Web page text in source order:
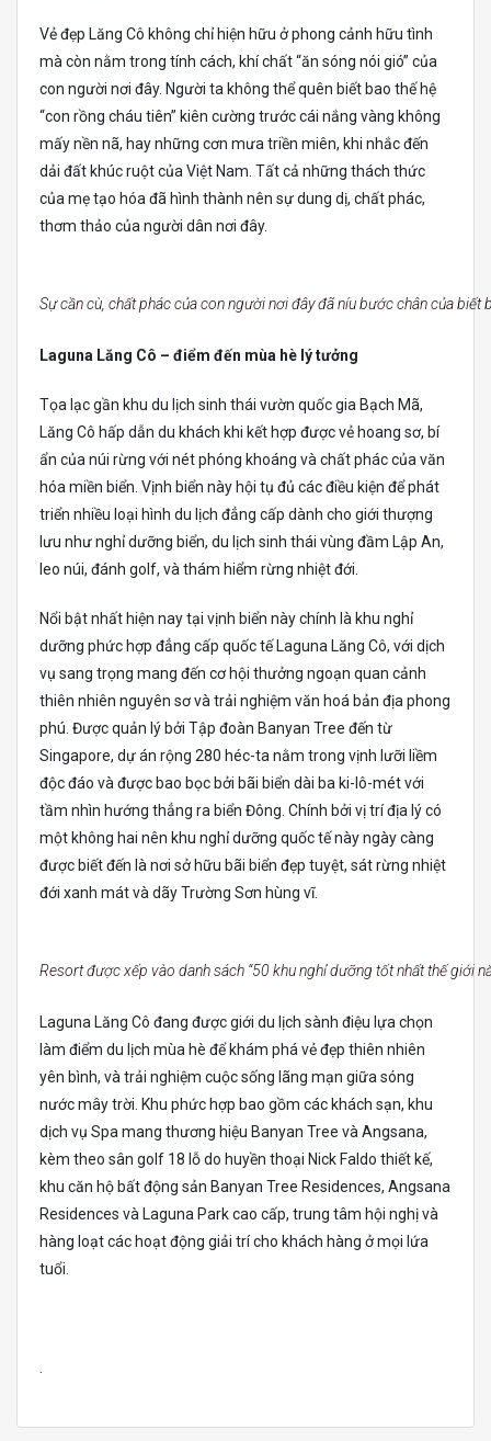
Vẻ đẹp Lăng Cô không chỉ hiện hữu ở phong cảnh hữu tình
mà còn nằm trong tính cách, khí chất “ăn sóng nói gió” của
con người nơi đây. Người ta không thể quên biết bao thế hệ
“con rồng cháu tiên” kiên cường trước cái nắng vàng không
mấy nền nã, hay những cơn mưa triền miên, khi nhắc đến
dải đất khúc ruột của Việt Nam. Tất cả những thách thức
của mẹ tạo hóa đã hình thành nên sự dung dị, chất phác,
thơm thảo của người dân nơi đây.
Sự cần cù, chất phác của con người nơi đây đã níu bước chân của biết
Laguna Lăng Cô – điểm đến mùa hè lý tưởng
Tọa lạc gần khu du lịch sinh thái vườn quốc gia Bạch Mã,
Lăng Cô hấp dẫn du khách khi kết hợp được vẻ hoang sơ, bí
ẩn của núi rừng với nét phóng khoáng và chất phác của văn
hóa miền biển. Vịnh biển này hội tụ đủ các điều kiện để phát
triển nhiều loại hình du lịch đẳng cấp dành cho giới thượng
lưu như nghỉ dưỡng biển, du lịch sinh thái vùng đầm Lập An,
leo núi, đánh golf, và thám hiểm rừng nhiệt đới.
Nổi bật nhất hiện nay tại vịnh biển này chính là khu nghỉ
dưỡng phức hợp đẳng cấp quốc tế Laguna Lăng Cô, với dịch
vụ sang trọng mang đến cơ hội thưởng ngoạn quan cảnh
thiên nhiên nguyên sơ và trải nghiệm văn hoá bản địa phong
phú. Được quản lý bởi Tập đoàn Banyan Tree đến từ
Singapore, dự án rộng 280 héc-ta nằm trong vịnh lưỡi liềm
độc đáo và được bao bọc bởi bãi biển dài ba ki-lô-mét với
tầm nhìn hướng thẳng ra biển Đông. Chính bởi vị trí địa lý có
một không hai nên khu nghỉ dưỡng quốc tế này ngày càng
được biết đến là nơi sở hữu bãi biển đẹp tuyệt, sát rừng nhiệt
đới xanh mát và dãy Trường Sơn hùng vĩ.
Resort được xếp vào danh sách “50 khu nghỉ dưỡng tốt nhất thế giới
Laguna Lăng Cô đang được giới du lịch sành điệu lựa chọn
làm điểm du lịch mùa hè để khám phá vẻ đẹp thiên nhiên
yên bình, và trải nghiệm cuộc sống lãng mạn giữa sóng
nước mây trời. Khu phức hợp bao gồm các khách sạn, khu
dịch vụ Spa mang thương hiệu Banyan Tree và Angsana,
kèm theo sân golf 18 lỗ do huyền thoại Nick Faldo thiết kế,
khu căn hộ bất động sản Banyan Tree Residences, Angsana
Residences và Laguna Park cao cấp, trung tâm hội nghị và
hàng loạt các hoạt động giải trí cho khách hàng ở mọi lứa
tuổi.